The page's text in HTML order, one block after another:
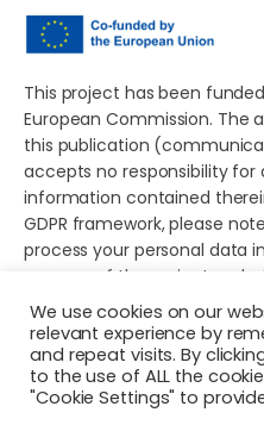
This project has been
European Commission. The
this publication
accepts no responsibility
information contained
GDPR framework, please
process your personal data
purpose of the project and
rights.
We use cookies on our
relevant experience by
and repeat visits. By
to the use of ALL the
"Cookie Settings" to